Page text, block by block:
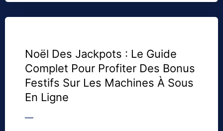
Noël Des Jackpots : Le Guide
Complet Pour Profiter Des Bonus
Festifs Sur Les Machines À Sous
En Ligne